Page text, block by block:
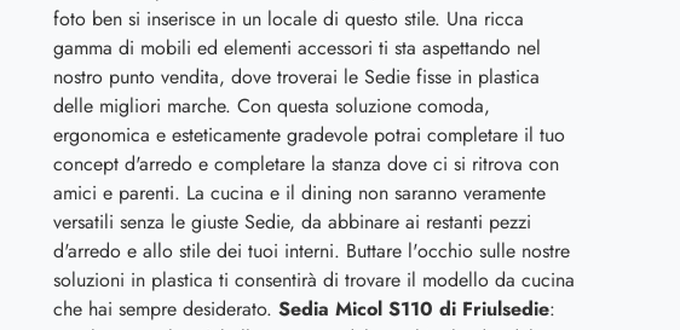
foto ben si inserisce in un locale di questo stile. Una ricca
gamma di mobili ed elementi accessori ti sta aspettando nel
nostro punto vendita, dove troverai le Sedie fisse in plastica
delle migliori marche. Con questa soluzione comoda,
ergonomica e esteticamente gradevole potrai completare il tuo
concept d'arredo e completare la stanza dove ci si ritrova con
amici e parenti. La cucina e il dining non saranno veramente
versatili senza le giuste Sedie, da abbinare ai restanti pezzi
d'arredo e allo stile dei tuoi interni. Buttare l'occhio sulle nostre
soluzioni in plastica ti consentirà di trovare il modello da cucina
che hai sempre desiderato. Sedia Micol S110 di Friulsedie: